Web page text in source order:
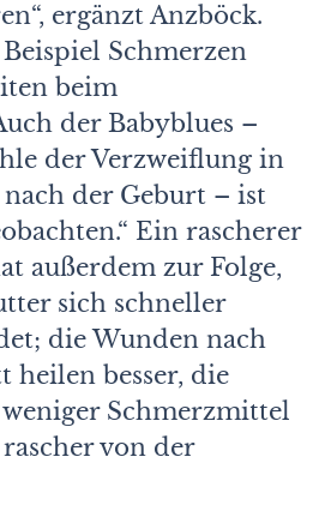
ergänzt Anzböck.
Schmerzen
beim
der Babyblues –
der Verzweiflung in
nach der Geburt – ist
Ein rascherer
außerdem zur Folge,
sich schneller
die Wunden nach
heilen besser, die
Schmerzmittel
von der